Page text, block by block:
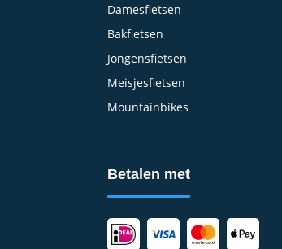
Damesfietsen
Bakfietsen
Jongensfietsen
Meisjesfietsen
Mountainbikes
Betalen met